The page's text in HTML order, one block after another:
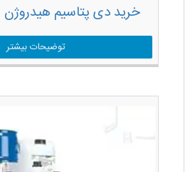
خرید دی پتاسیم هیدروژن
توضیحات بیشتر